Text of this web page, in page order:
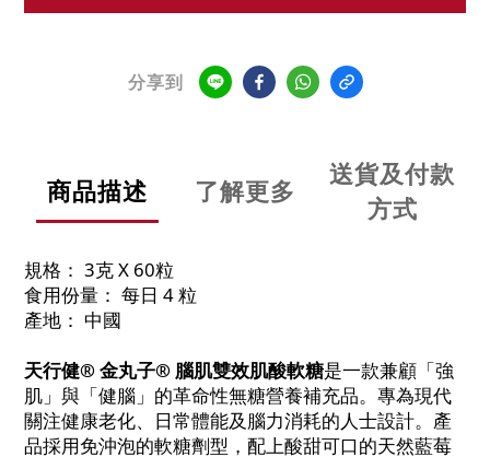
分享到
商品描述 了解更多
送貨及付款
方式
規格： 3克 X 60粒
食用份量： 每日 4 粒
產地： 中國
天行健® 金丸子® 腦肌雙效肌酸軟糖是一款兼顧「強
肌」與「健腦」的革命性無糖營養補充品。專為現代
關注健康老化、日常體能及腦力消耗的人士設計。產
品採用免沖泡的軟糖劑型，配上酸甜可口的天然藍莓